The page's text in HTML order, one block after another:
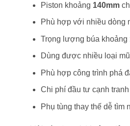
Piston khoảng 140mm
Phù hợp với nhiều dòng
Trọng lượng búa khoảng
Dùng được nhiều loại
Phù hợp công trình phá
Chi phí đầu tư cạnh
Phụ tùng thay thế dễ tìm